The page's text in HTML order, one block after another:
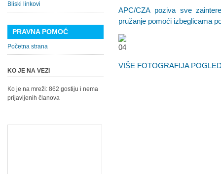
APC/CZA poziva sve
pružanje pomoći izbeglicama
VIŠE FOTOGRAFIJA
Bliski linkovi
PRAVNA POMOĆ
Početna strana
KO JE NA VEZI
Ko je na mreži: 862 gostiju i nema
prijavljenih članova